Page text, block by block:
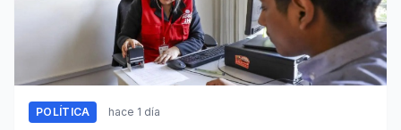
POLÍTICA hace 1 día